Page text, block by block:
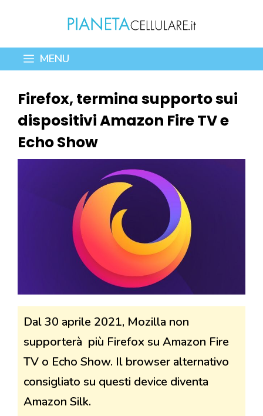
contenuto
MENU
Firefox, termina supporto sui
dispositivi Amazon Fire TV e
Echo Show
Dal 30 aprile 2021, Mozilla non
supporterà più Firefox su Amazon Fire
TV o Echo Show. Il browser alternativo
consigliato su questi device diventa
Amazon Silk.